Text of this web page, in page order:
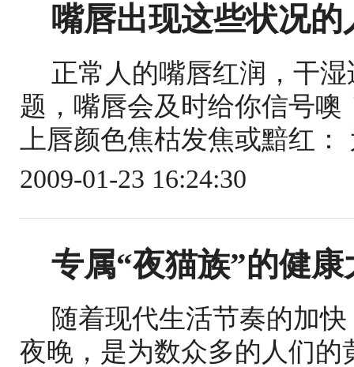
嘴唇出现这些状况
正常人的嘴唇红润，干
题，嘴唇会及时给你信号
上唇颜色焦枯发焦或黯红
2009-01-23 16:24:30
专属“夜猫族”的健康
随着现代生活节奏的加
夜晚，是为数众多的人们